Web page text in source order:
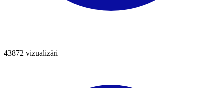
43872 vizualizări